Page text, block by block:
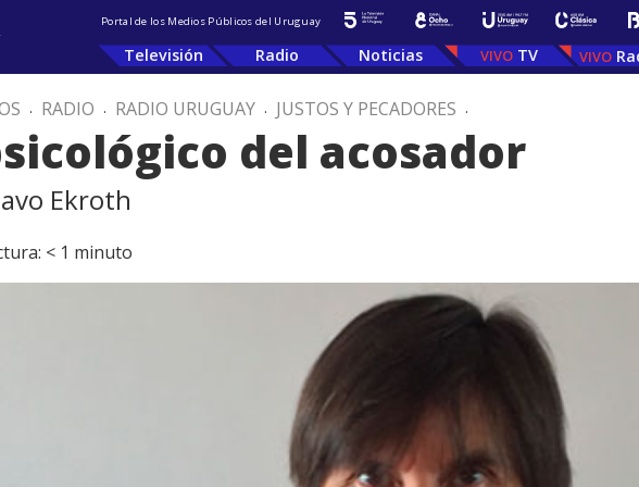
Portal de los Medios Públicos del Uruguay
Televisión Radio Noticias TV
. RADIO . RADIO URUGUAY . JUSTOS Y PECADORES .
del acosador
Ekroth
< 1 minuto